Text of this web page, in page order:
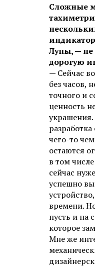
Сложные
Луны, — не
дорогую
— Сейчас
без часов,
точного и
ценность
чего-то
остаются
в том
сейчас
успешно
времени.
пусть и на
которое
Мне же